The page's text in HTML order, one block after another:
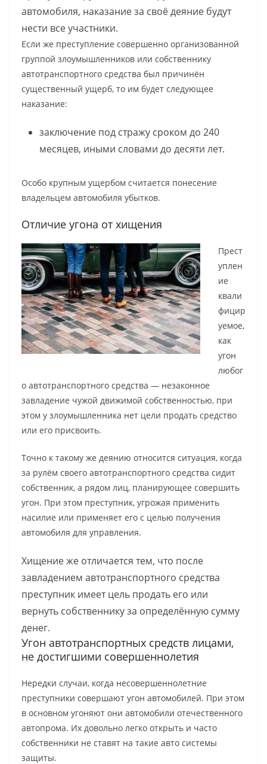
автомобиля, наказание за своё деяние будут
нести все участники.
Если же преступление совершенно организованной
группой злоумышленников или собственнику
автотранспортного средства был причинён
существенный ущерб, то им будет следующее
наказание:
заключение под стражу сроком до 240
месяцев, иными словами до десяти лет.
Особо крупным ущербом считается понесение
владельцем автомобиля убытков.
Отличие угона от хищения
Прест
уплен
ие
квали
фицир
уемое,
как
угон
любог
о автотранспортного средства — незаконное
завладение чужой движимой собственностью, при
этом у злоумышленника нет цели продать средство
или его присвоить.
Точно к такому же деянию относится ситуация, когда
за рулём своего автотранспортного средства сидит
собственник, а рядом лиц, планирующее совершить
угон. При этом преступник, угрожая применить
насилие или применяет его с целью получения
автомобиля для управления.
Хищение же отличается тем, что после
завладением автотранспортного средства
преступник имеет цель продать его или
вернуть собственнику за определённую сумму
денег.
Угон автотранспортных средств лицами,
не достигшими совершеннолетия
Нередки случаи, когда несовершеннолетние
преступники совершают угон автомобилей. При этом
в основном угоняют они автомобили отечественного
автопрома. Их довольно легко открыть и часто
собственники не ставят на такие авто системы
защиты.